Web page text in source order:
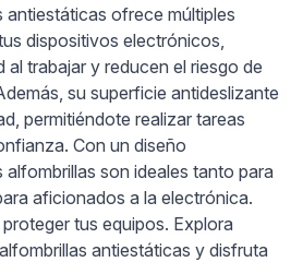
antiestáticas ofrece múltiples
dispositivos electrónicos,
al trabajar y reducen el riesgo de
su superficie antideslizante
permitiéndote realizar tareas
Con un diseño
son ideales tanto para
aficionados a la electrónica.
tus equipos. Explora
antiestáticas y disfruta